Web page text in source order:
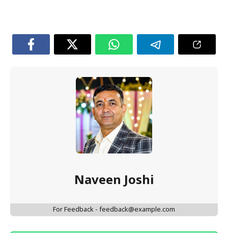
Naveen Joshi
For Feedback - feedback@example.com